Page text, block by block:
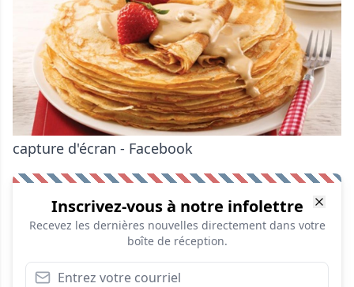
capture d'écran - Facebook
Inscrivez-vous à notre infolettre
Recevez les dernières nouvelles directement dans votre
boîte de réception.